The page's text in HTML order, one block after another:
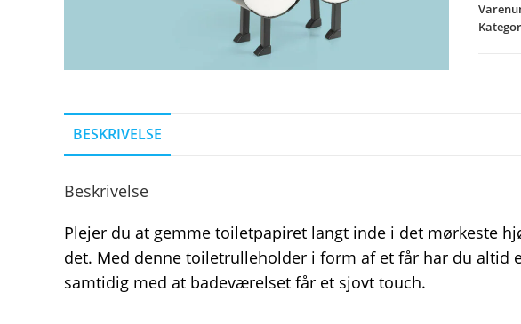
BESKRIVELSE
Beskrivelse
Plejer du at gemme toiletpapiret langt inde i det mørkeste
det. Med denne toiletrulleholder i form af et får har du altid
samtidig med at badeværelset får et sjovt touch.